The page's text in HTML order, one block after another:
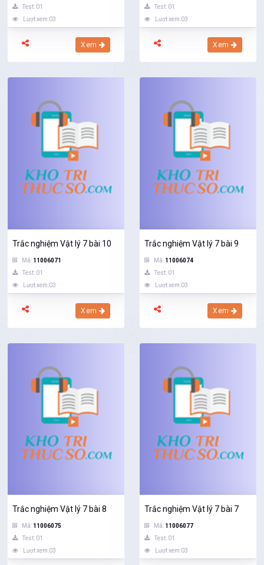
Test: 01
Lượt xem:03
Xem
Test: 01
Lượt xem:03
Xem
Trắc nghiệm Vật lý 7 bài 10
Mã: 11006071
Test: 01
Lượt xem:03
Xem
Trắc nghiệm Vật lý 7 bài 9
Mã: 11006074
Test: 01
Lượt xem:03
Xem
Trắc nghiệm Vật lý 7 bài 8
Mã: 11006075
Test: 01
Lượt xem:03
Trắc nghiệm Vật lý 7 bài 7
Mã: 11006077
Test: 01
Lượt xem:03